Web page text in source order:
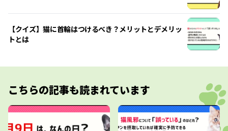
【クイズ】猫に首輪はつけるべき？メリットとデメリッ
トとは
こちらの記事も読まれています